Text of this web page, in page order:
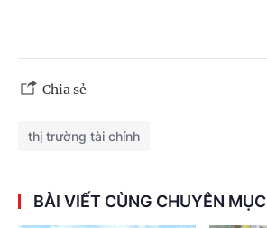
Chia sẻ
thị trường tài chính
BÀI VIẾT CÙNG CHUYÊN MỤC